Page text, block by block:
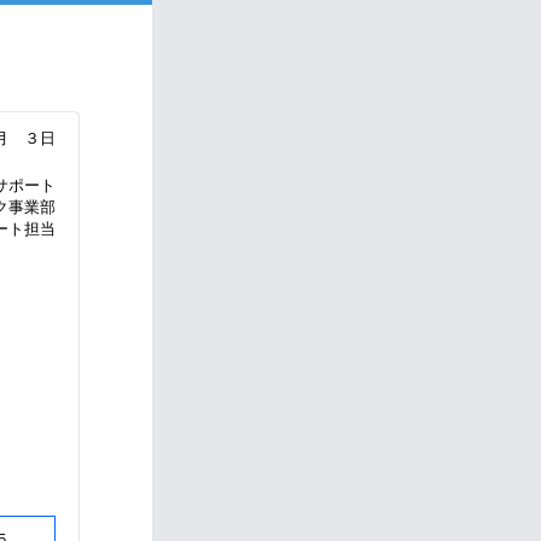
３日
ポート
事業部
ト担当